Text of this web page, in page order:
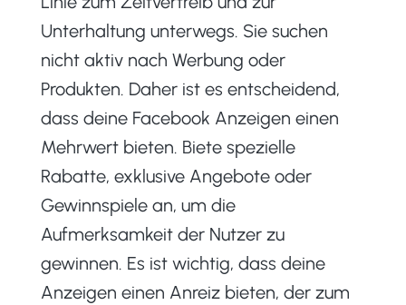
Unterhaltung unterwegs. Sie suchen
nicht aktiv nach Werbung oder
Produkten. Daher ist es entscheidend,
dass deine Facebook Anzeigen einen
Mehrwert bieten. Biete spezielle
Rabatte, exklusive Angebote oder
Gewinnspiele an, um die
Aufmerksamkeit der Nutzer zu
gewinnen. Es ist wichtig, dass deine
Anzeigen einen Anreiz bieten, der zum